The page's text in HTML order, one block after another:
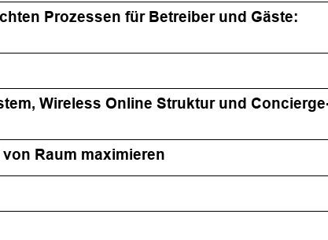
Prozessen für Betreiber und Gäste:
Wireless Online Struktur und
Raum maximieren